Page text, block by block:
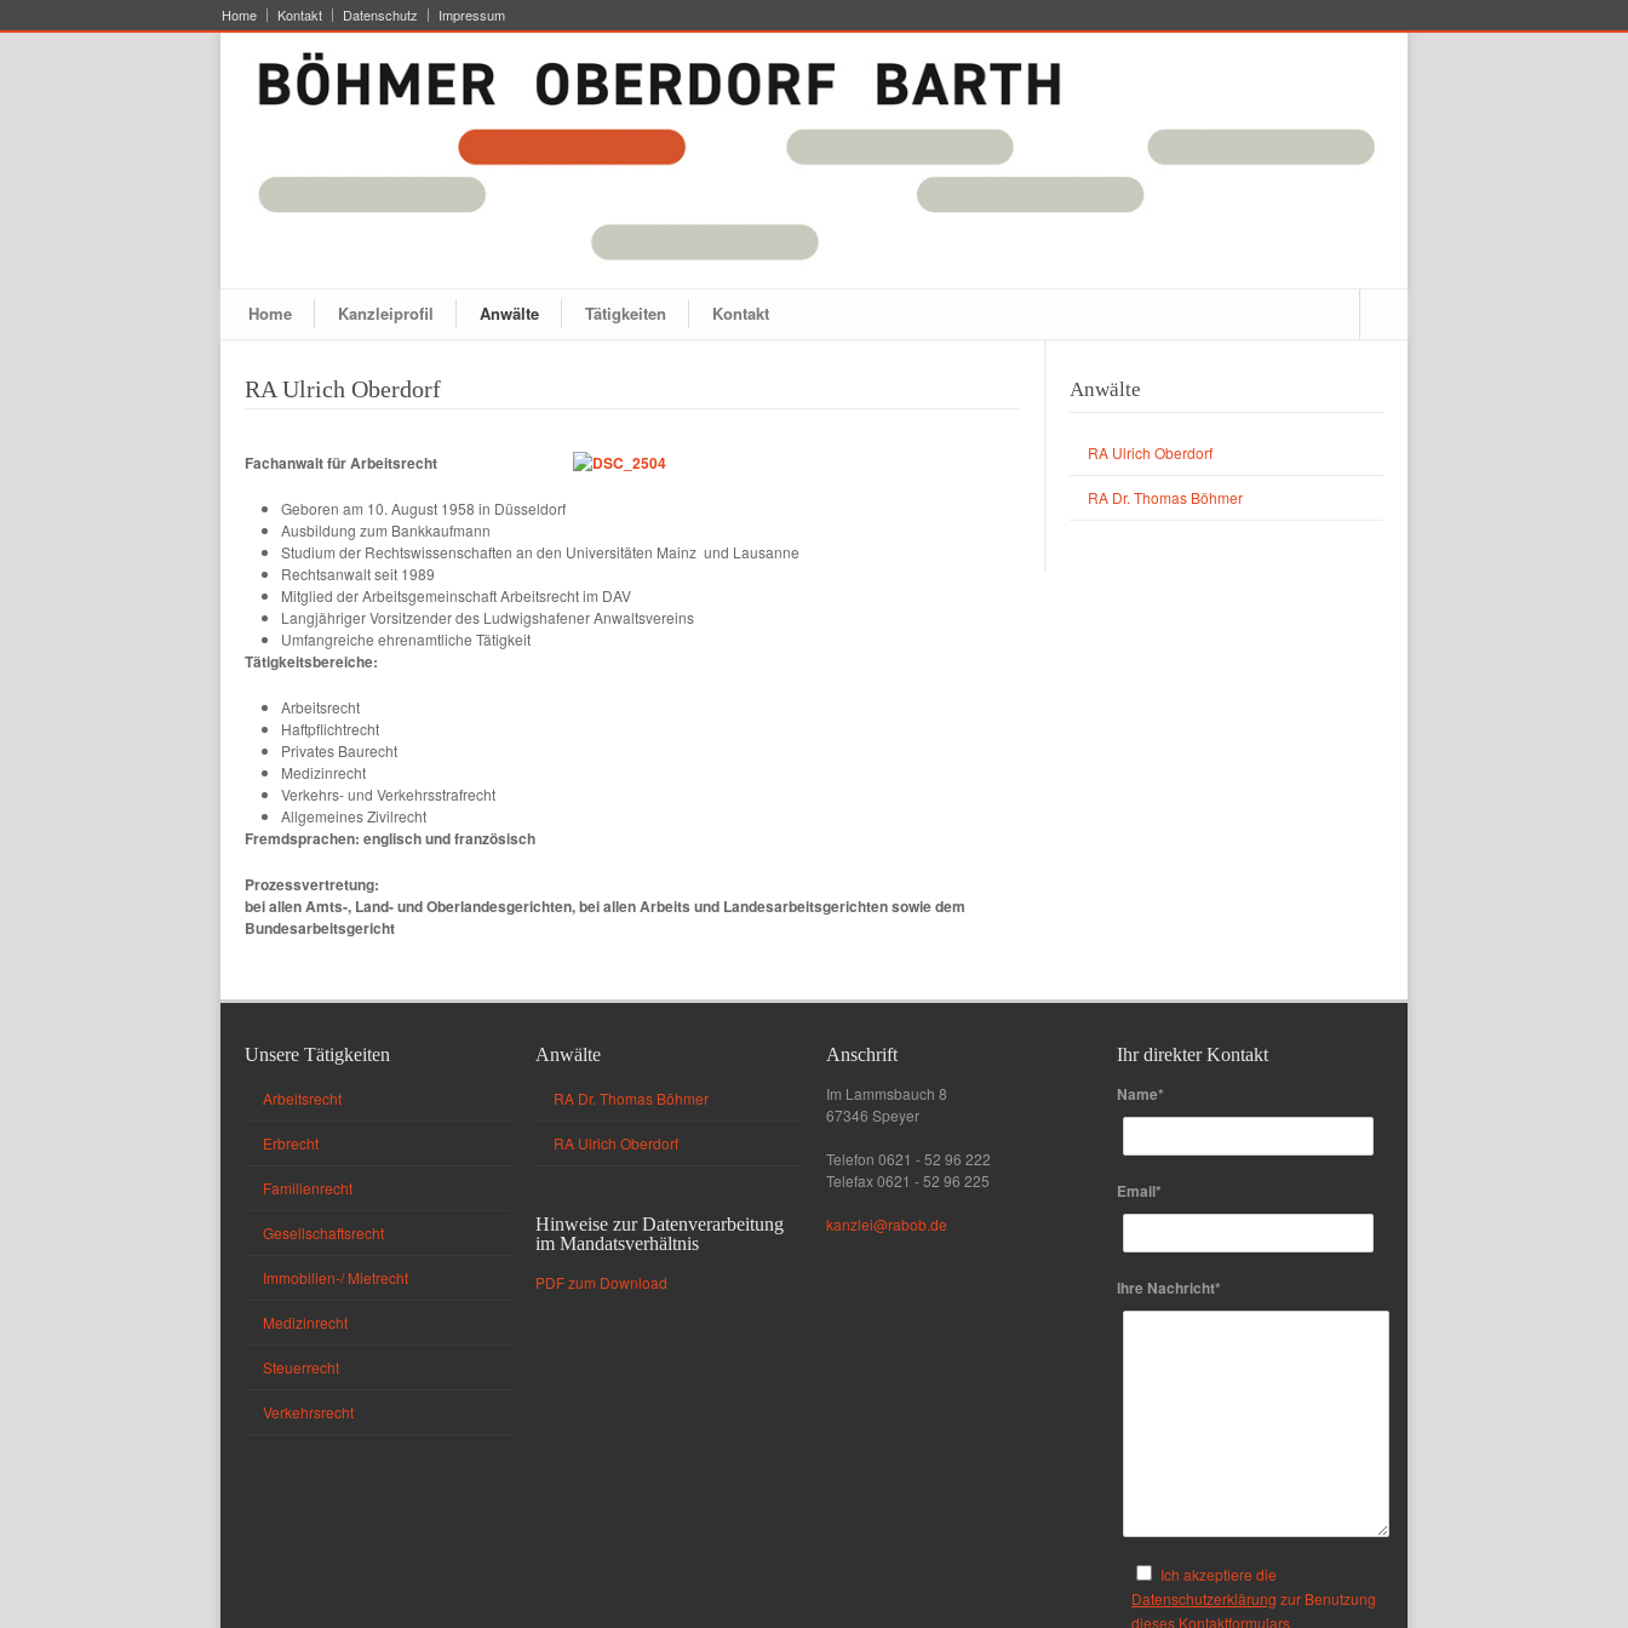
Home Kontakt Datenschutz Impressum
Home Kanzleiprofil Anwälte Tätigkeiten Kontakt
RA Ulrich Oberdorf
Fachanwalt für Arbeitsrecht
Geboren am 10. August 1958 in Düsseldorf
Ausbildung zum Bankkaufmann
Studium der Rechtswissenschaften an den Universitäten Mainz und Lausanne
Rechtsanwalt seit 1989
Mitglied der Arbeitsgemeinschaft Arbeitsrecht im DAV
Langjähriger Vorsitzender des Ludwigshafener Anwaltsvereins
Umfangreiche ehrenamtliche Tätigkeit
Tätigkeitsbereiche:
Arbeitsrecht
Haftpflichtrecht
Privates Baurecht
Medizinrecht
Verkehrs- und Verkehrsstrafrecht
Allgemeines Zivilrecht
Fremdsprachen: englisch und französisch
Prozessvertretung:
bei allen Amts-, Land- und Oberlandesgerichten, bei allen Arbeits und Landesarbeitsgerichten sowie dem
Bundesarbeitsgericht
Anwälte
RA Ulrich Oberdorf
RA Dr. Thomas Böhmer
Unsere Tätigkeiten
Arbeitsrecht
Erbrecht
Familienrecht
Gesellschaftsrecht
Immobilien-/ Mietrecht
Medizinrecht
Steuerrecht
Verkehrsrecht
Anwälte
RA Dr. Thomas Böhmer
RA Ulrich Oberdorf
Hinweise zur Datenverarbeitung
im Mandatsverhältnis
PDF zum Download
Anschrift
Im Lammsbauch 8
67346 Speyer
Telefon 0621 - 52 96 222
Telefax 0621 - 52 96 225
kanzlei@rabob.de
Ihr direkter Kontakt
Name*
Email*
Ihre Nachricht*
Ich akzeptiere die
Datenschutzerklärung zur Benutzung
dieses Kontaktformulars